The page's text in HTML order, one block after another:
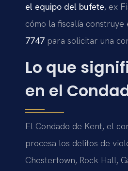
el equipo del bufete, ex
cómo la fiscalía
7747 para solicitar una
Lo que
en el
El Condado de Kent, el
procesa los delitos de
Chestertown, Rock Hall,